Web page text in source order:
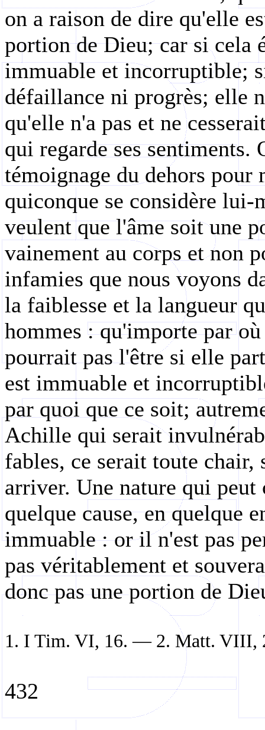
on a raison de dire qu'elle
portion de Dieu; car si cela
immuable et incorruptible;
défaillance ni progrès; elle
qu'elle n'a pas et ne
qui regarde ses sentiments.
témoignage du dehors
quiconque se considère
veulent que l'âme soit une
vainement au corps et non
infamies que nous voyons
la faiblesse et la langueur
hommes : qu'importe par
pourrait pas l'être si elle
est immuable et
par quoi que ce soit;
Achille qui serait
fables, ce serait toute
arriver. Une nature qui peut
quelque cause, en quelque
immuable : or il n'est pas
pas véritablement et
donc pas une portion de
1. I Tim. VI, 16. — 2. Matt. VIII,
432